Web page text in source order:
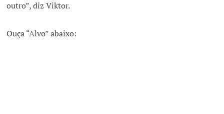
outro”, diz Viktor.
Ouça “Alvo” abaixo: